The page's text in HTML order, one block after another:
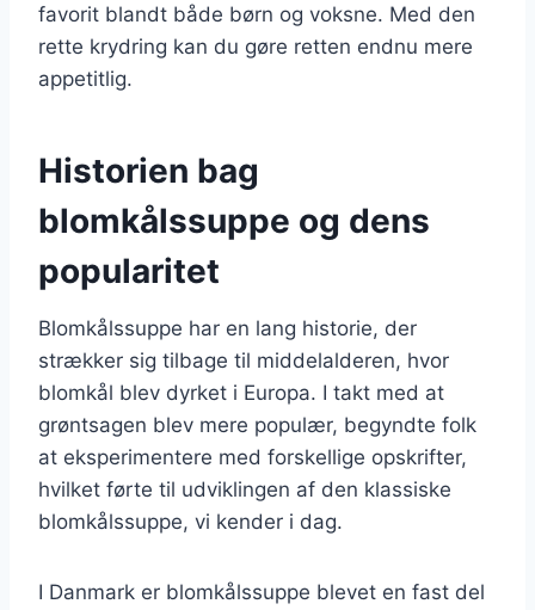
favorit blandt både børn og voksne. Med den
rette krydring kan du gøre retten endnu mere
appetitlig.
Historien bag
blomkålssuppe og dens
popularitet
Blomkålssuppe har en lang historie, der
strækker sig tilbage til middelalderen, hvor
blomkål blev dyrket i Europa. I takt med at
grøntsagen blev mere populær, begyndte folk
at eksperimentere med forskellige opskrifter,
hvilket førte til udviklingen af den klassiske
blomkålssuppe, vi kender i dag.
I Danmark er blomkålssuppe blevet en fast del